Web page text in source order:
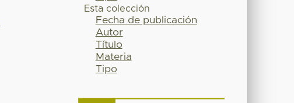
Esta colección
Fecha de publicación
Autor
Título
Materia
Tipo